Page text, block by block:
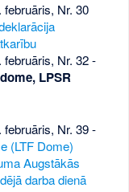
februāris, Nr. 30
februāris, Nr. 32-
LPSR
februāris, Nr. 39-
(LTF Dome)
Augstākās
darba dienā